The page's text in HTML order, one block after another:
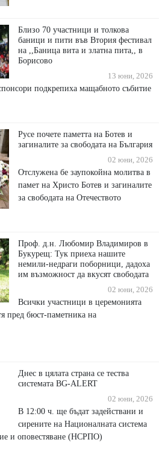
Близо 70 участници и толкова
баници и пити във Втория фестивал
на ,,Баница вита и златна пита,, в
Борисово
13 юни, 2026
подкрепиха мащабното събитие
Русе почете паметта на Ботев и
загиналите за свободата на България
02 юни, 2026
Отслужена бе заупокойна молитва в
памет на Христо Ботев и загиналите
за свободата на Отечеството
Проф. д.н. Любомир Владимиров в
Букурещ: Тук приеха нашите
немили-недраги поборници, дадоха
им възможност да вкусят свободата
02 юни, 2026
Всички участници в церемонията
пред бюст-паметника на
Днес в цялата страна се тества
системата BG-ALERT
02 юни, 2026
В 12:00 ч. ще бъдат задействани и
сирените на Националната система
и оповестяване (НСРПО)